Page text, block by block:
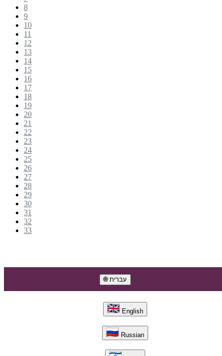
8
9
10
11
12
13
14
15
16
17
18
19
20
21
22
23
24
25
26
27
28
29
30
31
32
33
🌐 עברית
English
Russian